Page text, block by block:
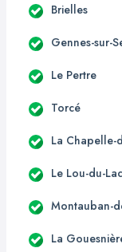
Brielles
Gennes-sur-
Le Pertre
Torcé
La Chapelle-
Le Lou-du-Lac
Montauban-
La